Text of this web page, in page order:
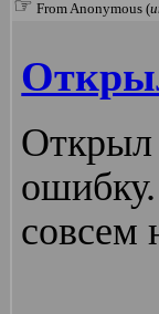
☞ From Anonymous (
совсем